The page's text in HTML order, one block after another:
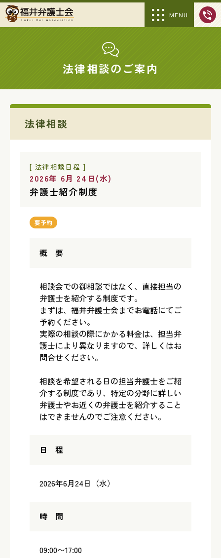
MENU
法律相談のご案内
法律相談
[ 法律相談日程 ]
2026年 6月 24日(水)
弁護士紹介制度
要予約
概 要
相談会での御相談ではなく、直接担当の
弁護士を紹介する制度です。
まずは、福井弁護士会までお電話にてご
予約ください。
実際の相談の際にかかる料金は、担当弁
護士により異なりますので、詳しくはお
問合せください。
相談を希望される日の担当弁護士をご紹
介する制度であり、特定の分野に詳しい
弁護士やお近くの弁護士を紹介すること
はできませんのでご注意ください。
日 程
2026年6月24日（水）
時 間
09:00〜17:00